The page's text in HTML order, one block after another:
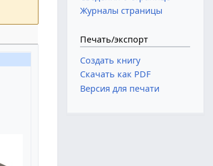
Журналы страницы
Печать/экспорт
Создать книгу
Скачать как PDF
Версия для печати